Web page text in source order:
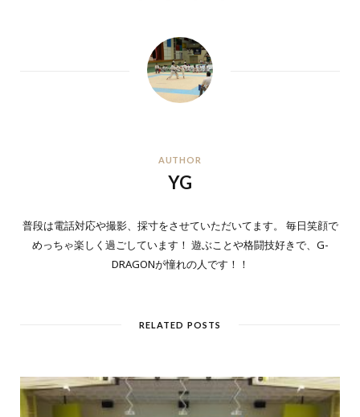
AUTHOR
YG
普段は電話対応や撮影、採寸をさせていただいてます。 毎日笑顔で
めっちゃ楽しく過ごしています！ 遊ぶことや格闘技好きで、G-
DRAGONが憧れの人です！！
RELATED POSTS